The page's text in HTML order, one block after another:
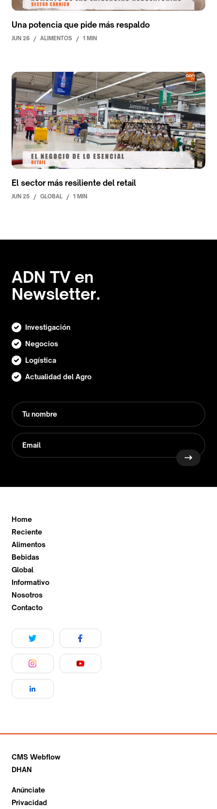
Una potencia que pide más respaldo
JUN 26 / ALIMENTOS / 1 MIN
El sector más resiliente del retail
JUN 25 / GLOBAL / 1 MIN
ADN TV en
Newsletter.
Investigación
Negocios
Logística
Actualidad del Agro
Home
Reciente
Alimentos
Bebidas
Global
Informativo
Nosotros
Contacto
CMS Webflow
DHAN
Anúnciate
Privacidad